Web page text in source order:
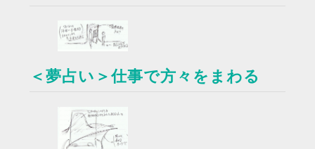
＜夢占い＞仕事で方々をまわる